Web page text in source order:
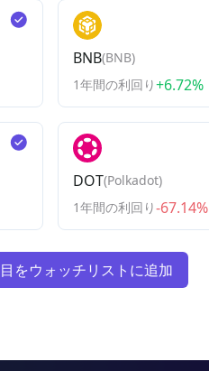
BNB(BNB)
1年間の利回り+6.72%
DOT(Polkadot)
1年間の利回り-67.14%
をウォッチリストに追加